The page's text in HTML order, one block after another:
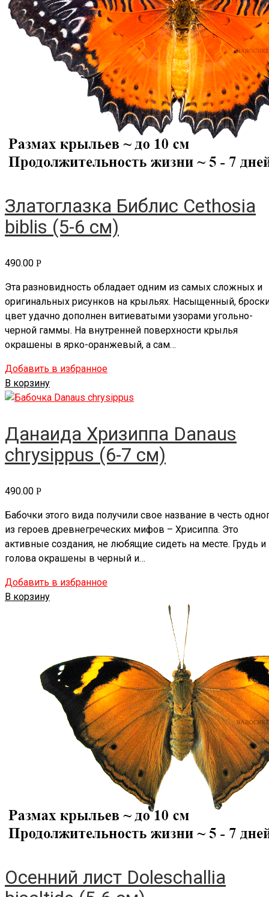
Златоглазка Библис Cethosia
biblis (5-6 см)
490.00 Р
Эта разновидность обладает одним из самых сложных и
оригинальных рисунков на крыльях. Насыщенный,
цвет удачно дополнен витиеватыми узорами угольно-
черной гаммы. На внутренней поверхности крылья
окрашены в ярко-оранжевый, а сам…
Добавить в избранное
В корзину
Данаида Хризиппа Danaus
chrysippus (6-7 см)
490.00 Р
Бабочки этого вида получили свое название в честь
из героев древнегреческих мифов – Хрисиппа. Это
активные создания, не любящие сидеть на месте. Грудь и
голова окрашены в черный и…
Добавить в избранное
В корзину
Осенний лист Doleschallia